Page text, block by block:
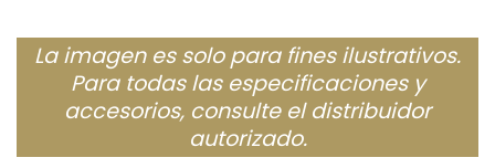
La imagen es solo para fines ilustrativos.
Para todas las especificaciones y
accesorios, consulte el distribuidor
autorizado.